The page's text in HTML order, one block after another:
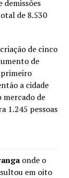
demissões
de 8.530
de cinco
de
primeiro
a cidade
mercado de
1.245 pessoas
onde o
em oito